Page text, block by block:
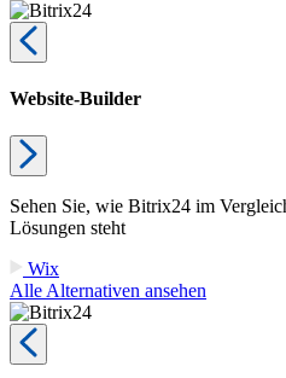
Website-Builder
Sehen Sie, wie Bitrix24 im
Lösungen steht
Wix
Alle Alternativen ansehen